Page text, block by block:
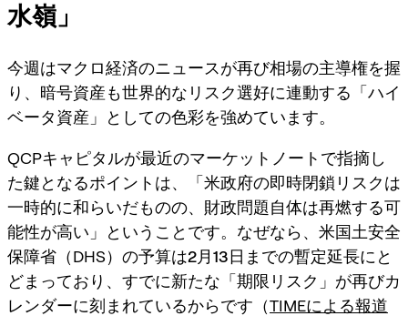
水嶺」
今週はマクロ経済のニュースが再び相場の主導権を握
り、暗号資産も世界的なリスク選好に連動する「ハイ
ベータ資産」としての色彩を強めています。
QCPキャピタルが最近のマーケットノートで指摘し
た鍵となるポイントは、「米政府の即時閉鎖リスクは
一時的に和らいだものの、財政問題自体は再燃する可
能性が高い」ということです。なぜなら、米国土安全
保障省（DHS）の予算は2月13日までの暫定延長にと
どまっており、すでに新たな「期限リスク」が再びカ
レンダーに刻まれているからです（TIMEによる報道